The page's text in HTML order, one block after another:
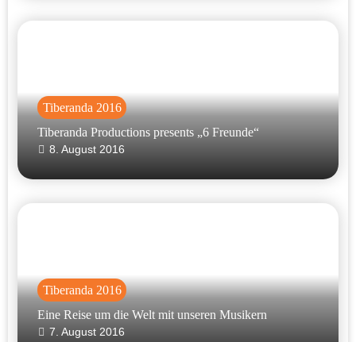
Tiberanda 2016
Tiberanda Productions presents „6 Freunde“
8. August 2016
Tiberanda 2016
Eine Reise um die Welt mit unseren Musikern
7. August 2016